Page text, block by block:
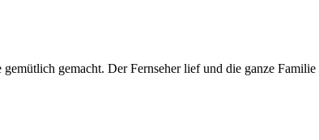
gemacht. Der Fernseher lief und die ganze Familie